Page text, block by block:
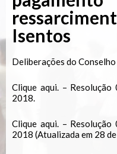
Isentos
Deliberações do
Clique aqui.– Resolução
2018.
Clique aqui.– Resolução
2018 (Atualizada em 28